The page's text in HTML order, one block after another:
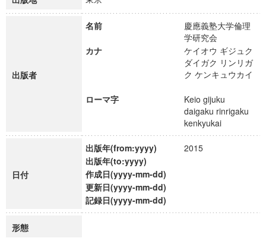
出版者
名前
慶應義塾大学倫理
学研究会
カナ
ケイオウ ギジュク
ダイガク リンリガ
ク ケンキュウカイ
ローマ字
Keio gijuku
daigaku rinrigaku
kenkyukai
日付
出版年(from:yyyy)
2015
出版年(to:yyyy)
作成日(yyyy-mm-dd)
更新日(yyyy-mm-dd)
記録日(yyyy-mm-dd)
形態